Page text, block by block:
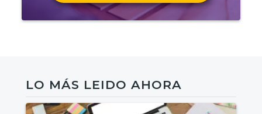
LO MÁS LEIDO AHORA